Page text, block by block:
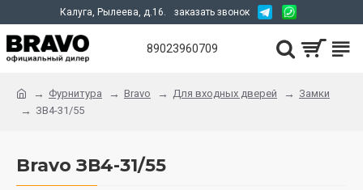
Калуга, Рылеева, д.16. заказать звонок
89023960709
Фурнитура Bravo Для входных дверей
Замки
ЗВ4-31/55
Bravo ЗВ4-31/55